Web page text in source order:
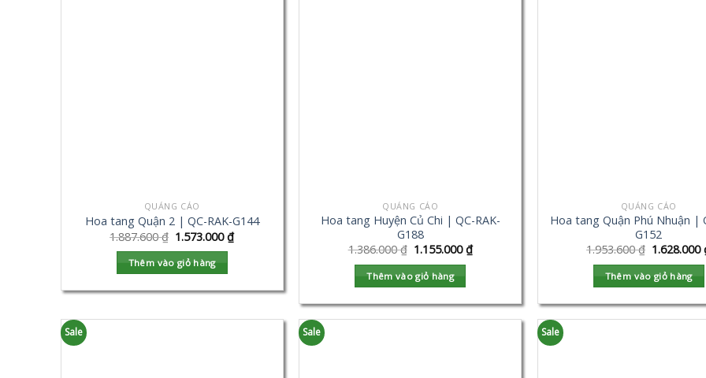
QUẢNG CÁO
Hoa tang Quận 2 | QC-RAK-G144
1.887.600₫ 1.573.000₫
Thêm vào giỏ hàng
QUẢNG CÁO
Hoa tang Huyện Củ Chi | QC-RAK-
G188
1.386.000₫ 1.155.000₫
Thêm vào giỏ hàng
QUẢNG CÁO
Hoa tang Quận Phú Nhuận |
G152
1.953.600₫ 1.628.000
Thêm vào giỏ hàng
Sale Sale Sale